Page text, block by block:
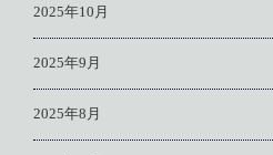
2025年10月
2025年9月
2025年8月